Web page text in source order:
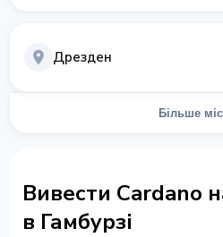
Дрезден
Більше
Вивести Cardano
в Гамбурзі